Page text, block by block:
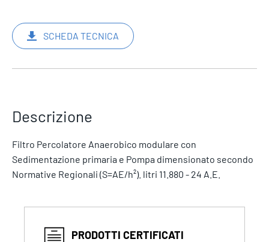
SCHEDA TECNICA
Descrizione
Filtro Percolatore Anaerobico modulare con
Sedimentazione primaria e Pompa dimensionato secondo
Normative Regionali (S=AE/h²). litri 11.880 - 24 A.E.
PRODOTTI CERTIFICATI